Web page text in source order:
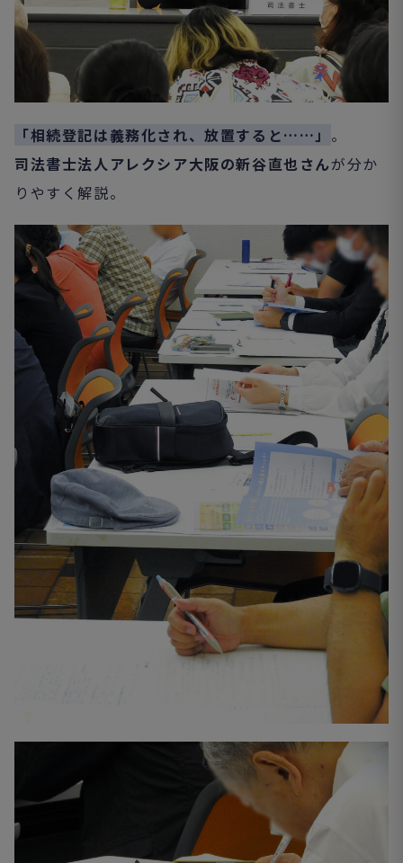
「相続登記は義務化され、放置すると……」 。
司法書士法人アレクシア大阪の新谷直也さんが分か
りやすく解説。